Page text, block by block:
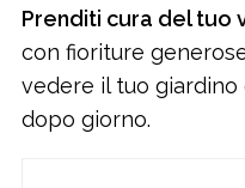
Prenditi cura del tuo
con fioriture
vedere il tuo
dopo giorno.